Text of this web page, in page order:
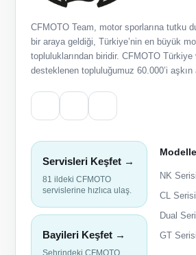
CFMOTO Team, motor sporlarına tutku
bir araya geldiği, Türkiye’nin en büyük
topluluklarından biridir. CFMOTO Türkiye
desteklenen topluluğumuz 60.000’i
Servisleri Keşfet →
81 ildeki CFMOTO
servislerine hızlıca ulaş.
Bayileri Keşfet →
NK Serisi
CL Serisi
Dual
GT Serisi